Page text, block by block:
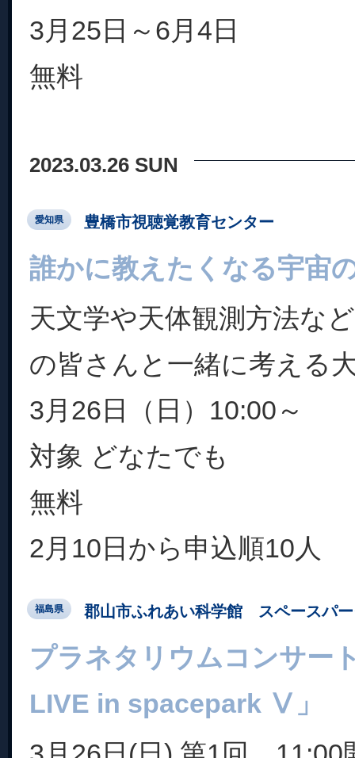
3月25日～6月4日
無料
2023.03.26 SUN
愛知県 豊橋市視聴覚教育センター
誰かに教えたくなる宇宙
天文学や天体観測方法な
の皆さんと一緒に考える
3月26日（日）10:00～
対象 どなたでも
無料
2月10日から申込順10人
福島県 郡山市ふれあい科学館 スペースパ
プラネタリウムコンサー
LIVE in spacepark Ⅴ」